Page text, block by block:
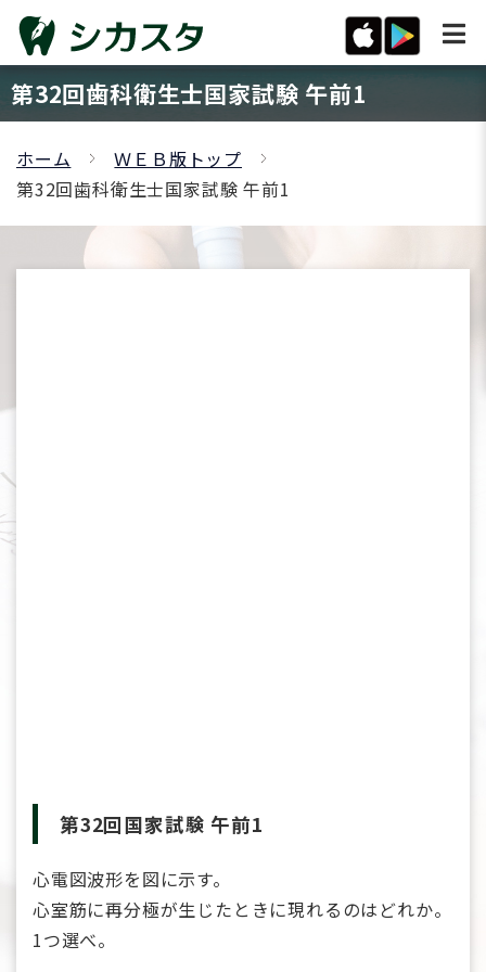
第32回歯科衛生士国家試験 午前1
ホーム
ＷＥＢ版トップ
第32回歯科衛生士国家試験 午前1
第32回国家試験 午前1
心電図波形を図に示す。
心室筋に再分極が生じたときに現れるのはどれか。
1つ選べ。